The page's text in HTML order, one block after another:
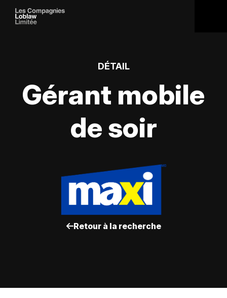
DÉTAIL
Gérant mobile
de soir
Retour à la recherche